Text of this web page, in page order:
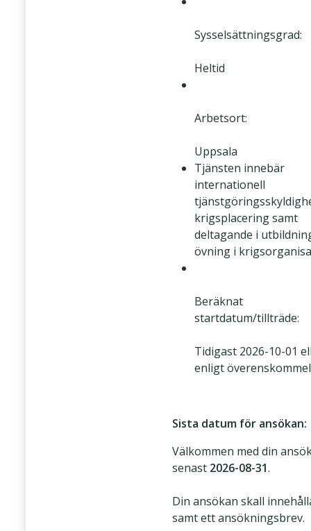
Sysselsättningsgrad:
Heltid
Arbetsort:
Uppsala
Tjänsten innebär
internationell
krigsplacering samt
deltagande i
övning i
Beräknat
startdatum/tillträde:
Tidigast 2026-10-01
enligt
Sista datum för ansökan:
Välkommen med din
senast 2026-08-31.
Din ansökan skall
samt ett ansökningsbrev.